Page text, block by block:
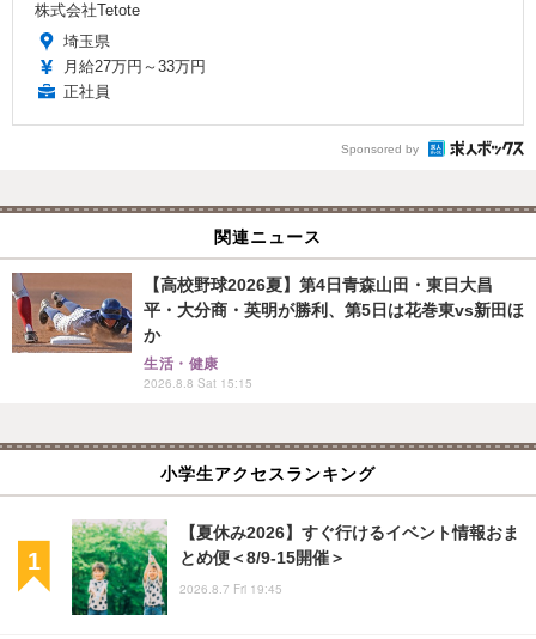
株式会社Tetote
埼玉県
月給27万円～33万円
正社員
Sponsored by
関連ニュース
【高校野球2026夏】第4日青森山田・東日大昌
平・大分商・英明が勝利、第5日は花巻東vs新田ほ
か
生活・健康
2026.8.8 Sat 15:15
小学生アクセスランキング
【夏休み2026】すぐ行けるイベント情報おま
とめ便＜8/9-15開催＞
2026.8.7 Fri 19:45